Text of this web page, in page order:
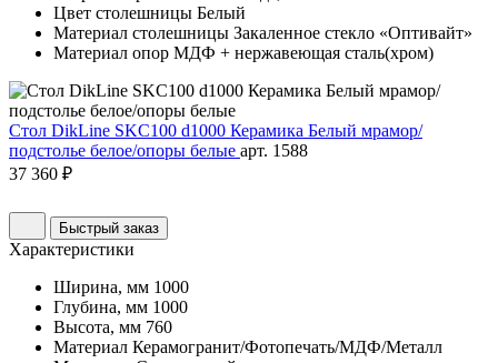
Цвет столешницы Белый
Материал столешницы Закаленное стекло «Оптивайт»
Материал опор МДФ + нержавеющая сталь(хром)
Стол DikLine SKC100 d1000 Керамика Белый мрамор/
подстолье белое/опоры белые арт. 1588
37 360 ₽
Быстрый заказ
Характеристики
Ширина, мм 1000
Глубина, мм 1000
Высота, мм 760
Материал Керамогранит/Фотопечать/МДФ/Металл